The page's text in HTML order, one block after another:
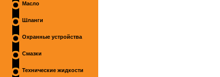
Масло
Шланги
Охранные устройства
Смазки
Технические жидкости